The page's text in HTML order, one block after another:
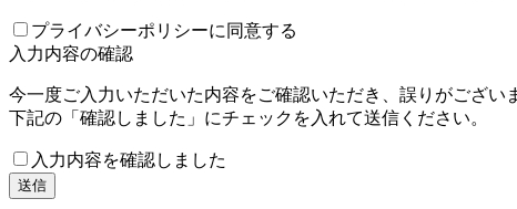
プライバシーポリシーに同意する
入力内容の確認
今一度ご入力いただいた内容をご確認いただき、誤りがござい
下記の「確認しました」にチェックを入れて送信ください。
入力内容を確認しました